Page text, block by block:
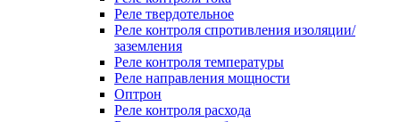
Реле твердотельное
Реле контроля спротивления изоляции/
заземления
Реле контроля температуры
Реле направления мощности
Оптрон
Реле контроля расхода